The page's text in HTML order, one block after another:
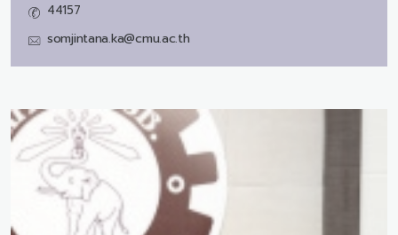
44157
somjintana.ka@cmu.ac.th